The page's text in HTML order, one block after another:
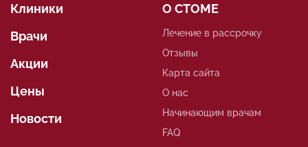
Клиники
Врачи
Акции
Цены
Новости
О СТОМЕ
Лечение в рассрочку
Отзывы
Карта сайта
О нас
Начинающим врачам
FAQ